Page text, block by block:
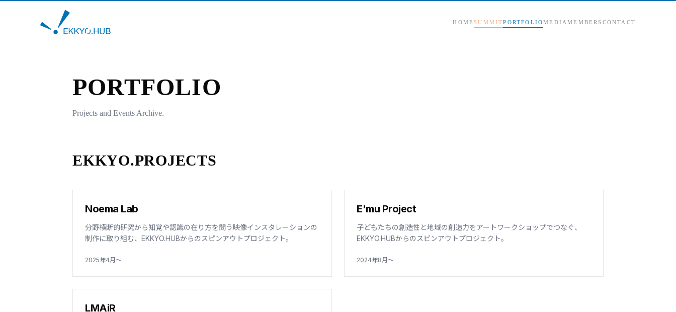
HOMESUMMITPORTFOLIOMEDIAMEMBERS CONTACT
PORTFOLIO
Projects and Events Archive.
EKKYO.PROJECTS
Noema Lab
分野横断的研究から知覚や認識の在り方を問う映像インスタレーションの
制作に取り組む、EKKYO.HUBからのスピンアウトプロジェクト。
2025年4月〜
E'mu Project
子どもたちの創造性と地域の創造力をアートワークショップでつなぐ、
EKKYO.HUBからのスピンアウトプロジェクト。
2024年8月〜
LMAiR